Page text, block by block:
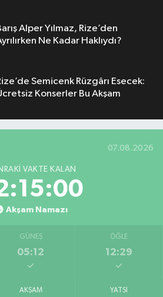
Alper Yılmaz, Rize’den
Ne Kadar Haklıydı?
Semicenk Rüzgârı Esecek:
Konserler Bu Akşam
07.08.2026
VAKTE KALAN
Akşam Namazı
GÜNEŞ
05:12
ÖĞLE
12:29
AKŞAM YATSI